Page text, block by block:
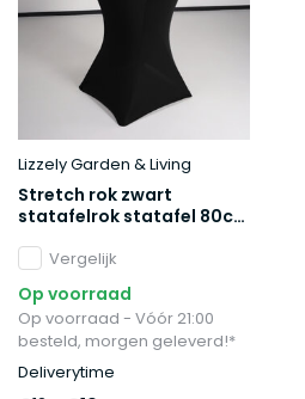
Lizzely Garden & Living
Stretch rok zwart
statafelrok statafel 80cm
Vergelijk
Op voorraad
Op voorraad - Vóór 21:00
besteld, morgen geleverd!*
Deliverytime